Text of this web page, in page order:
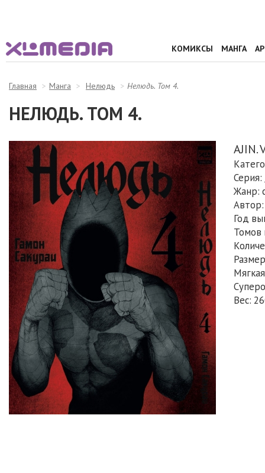
КОМИКСЫ МАНГА
Главная Манга Нелюдь Нелюдь. Том 4.
НЕЛЮДЬ. ТОМ 4.
AJIN.
Серия:
Жанр:
Автор:
Год
Томов
Вес: